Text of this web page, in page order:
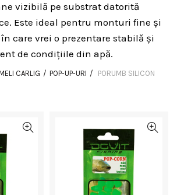
vizibilă pe substrat datorită
Este ideal pentru monturi fine și
care vrei o prezentare stabilă și
de condițiile din apă.
CARLIG POP-UP-URI PORUMB SILICON